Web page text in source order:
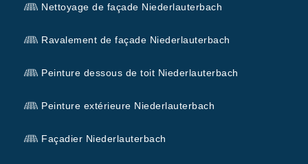
Nettoyage de façade Niederlauterbach
Ravalement de façade Niederlauterbach
Peinture dessous de toit Niederlauterbach
Peinture extérieure Niederlauterbach
Façadier Niederlauterbach